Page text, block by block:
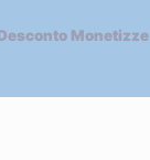
Monetizze